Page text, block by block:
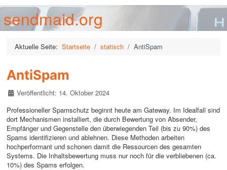
sendmaid.org
Aktuelle Seite: Startseite statisch AntiSpam
AntiSpam
DetailsVeröffentlicht: 14. Oktober 2024
Professioneller Spamschutz beginnt heute am Gateway. Im Idealfall sind
dort Mechanismen installiert, die durch Bewertung von Absender,
Empfänger und Gegenstelle den überwiegenden Teil (bis zu 90%) des
Spams identifizieren und ablehnen. Diese Methoden arbeiten
hochperformant und schonen damit die Ressourcen des gesamten
Systems. Die Inhaltsbewertung muss nur noch für die verbliebenen (ca.
10%) des Spams erfolgen.